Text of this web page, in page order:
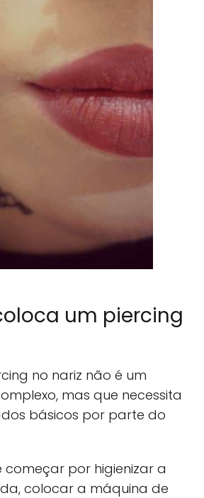
um piercing
no nariz não é um
mas que necessita
básicos por parte do
começar por higienizar a
colocar a máquina de